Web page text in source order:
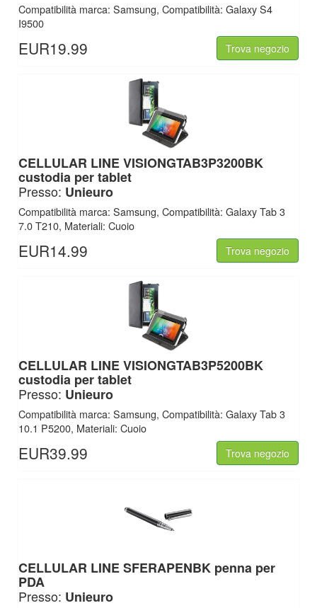
Compatibilità marca: Samsung, Compatibilità: Galaxy S4
I9500
EUR19.99 Trova negozio
CELLULAR LINEVISIONGTAB3P3200BK
custodia per tablet
Presso: Unieuro
Compatibilità marca: Samsung, Compatibilità: Galaxy Tab 3
7.0 T210, Materiali: Cuoio
EUR14.99 Trova negozio
CELLULAR LINEVISIONGTAB3P5200BK
custodia per tablet
Presso: Unieuro
Compatibilità marca: Samsung, Compatibilità: Galaxy Tab 3
10.1 P5200, Materiali: Cuoio
EUR39.99 Trova negozio
CELLULAR LINESFERAPENBK penna per
PDA
Presso: Unieuro